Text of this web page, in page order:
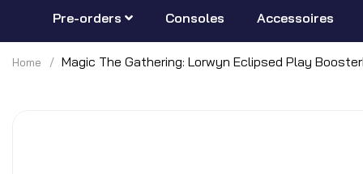
Pre-orders Consoles Accessoires
Home Magic The Gathering: Lorwyn Eclipsed Play